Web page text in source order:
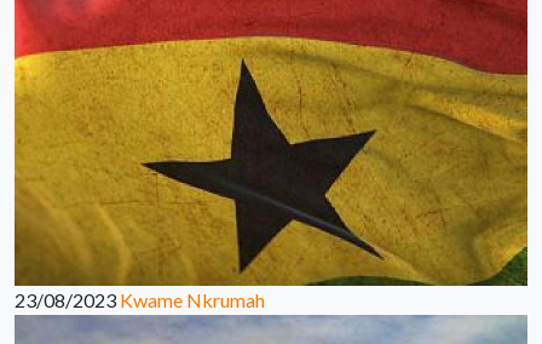
23/08/2023 Kwame Nkrumah